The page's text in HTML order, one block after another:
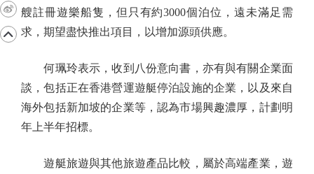
艘註冊遊樂船隻，但只有約3000個泊位，遠未滿足需
求，期望盡快推出項目，以增加源頭供應。
何珮玲表示，收到八份意向書，亦有與有關企業面
談，包括正在香港營運遊艇停泊設施的企業，以及來自
海外包括新加坡的企業等，認為市場興趣濃厚，計劃明
年上半年招標。
遊艇旅遊與其他旅遊產品比較，屬於高端產業，遊